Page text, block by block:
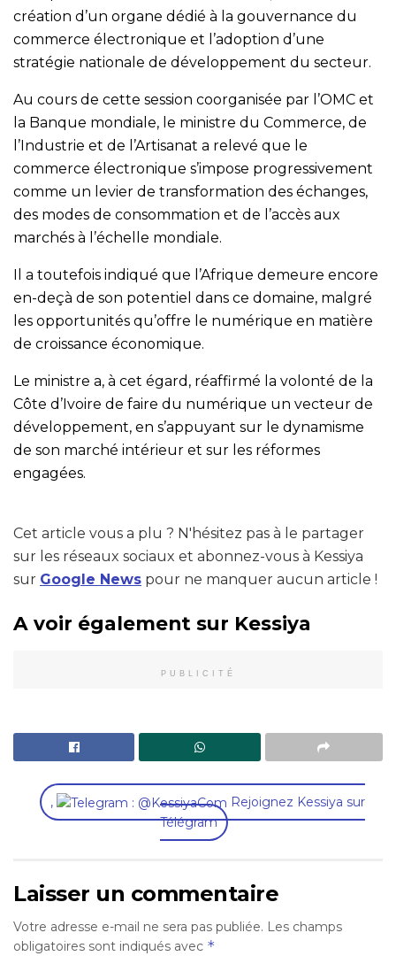
création d’un organe dédié à la gouvernance du
commerce électronique et l’adoption d’une
stratégie nationale de développement du secteur.
Au cours de cette session coorganisée par l’OMC et
la Banque mondiale, le ministre du Commerce, de
l’Industrie et de l’Artisanat a relevé que le
commerce électronique s’impose progressivement
comme un levier de transformation des échanges,
des modes de consommation et de l’accès aux
marchés à l’échelle mondiale.
Il a toutefois indiqué que l’Afrique demeure encore
en-deçà de son potentiel dans ce domaine, malgré
les opportunités qu’offre le numérique en matière
de croissance économique.
Le ministre a, à cet égard, réaffirmé la volonté de la
Côte d’Ivoire de faire du numérique un vecteur de
développement, en s’appuyant sur le dynamisme
de son marché intérieur et sur les réformes
engagées.
Cet article vous a plu ? N'hésitez pas à le partager
sur les réseaux sociaux et abonnez-vous à Kessiya
sur Google News pour ne manquer aucun article !
A voir également sur Kessiya
PUBLICITÉ
,
Rejoignez Kessiya sur
Télégram
Laisser un commentaire
Votre adresse e-mail ne sera pas publiée. Les champs
obligatoires sont indiqués avec *